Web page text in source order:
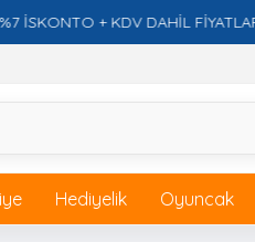
+ KDV DAHİL FİYATLARLA
Hediyelik Oyuncak